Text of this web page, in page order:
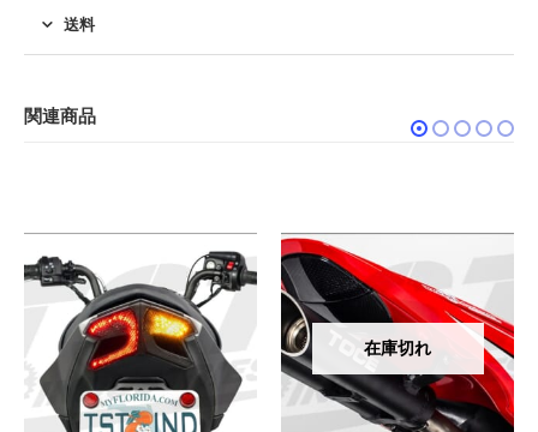
送料
関連商品
在庫切れ